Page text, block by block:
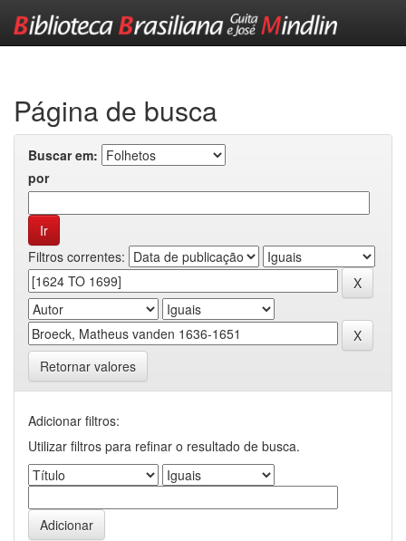
Página de busca
Buscar em:
por
Filtros correntes:
Retornar valores
Adicionar filtros:
Utilizar filtros para refinar o resultado de busca.